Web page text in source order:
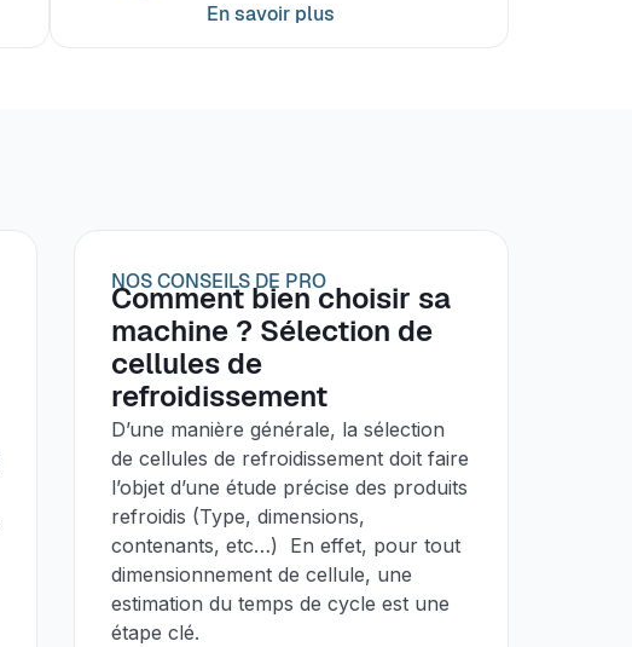
En savoir plus
NOS CONSEILS DE PRO
Comment bien choisir sa
machine ? Sélection de
cellules de
refroidissement
D’une manière générale, la sélection
de cellules de refroidissement doit faire
l’objet d’une étude précise des produits
refroidis (Type, dimensions,
contenants, etc…) En effet, pour tout
dimensionnement de cellule, une
estimation du temps de cycle est une
étape clé.